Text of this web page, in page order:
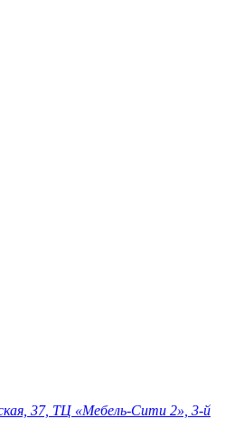
37, ТЦ «Мебель-Сити 2», 3-й